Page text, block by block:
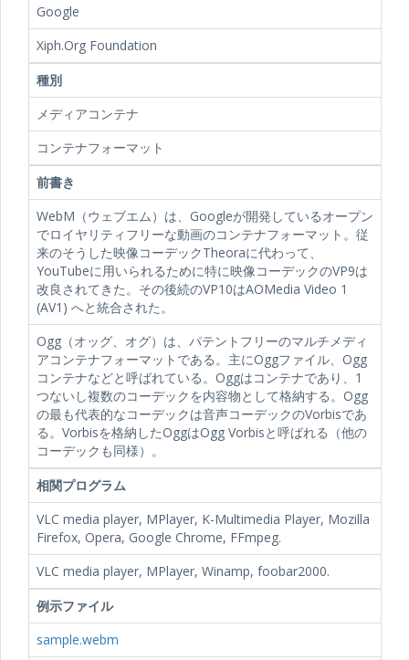
Google
Xiph.Org Foundation
種別
メディアコンテナ
コンテナフォーマット
前書き
WebM（ウェブエム）は、Googleが開発しているオープン
でロイヤリティフリーな動画のコンテナフォーマット。従
来のそうした映像コーデックTheoraに代わって、
YouTubeに用いられるために特に映像コーデックのVP9は
改良されてきた。その後続のVP10はAOMedia Video 1
(AV1) へと統合された。
Ogg（オッグ、オグ）は、パテントフリーのマルチメディ
アコンテナフォーマットである。主にOggファイル、Ogg
コンテナなどと呼ばれている。Oggはコンテナであり、1
つないし複数のコーデックを内容物として格納する。Ogg
の最も代表的なコーデックは音声コーデックのVorbisであ
る。Vorbisを格納したOggはOgg Vorbisと呼ばれる（他の
コーデックも同様）。
相関プログラム
VLC media player, MPlayer, K-Multimedia Player, Mozilla
Firefox, Opera, Google Chrome, FFmpeg.
VLC media player, MPlayer, Winamp, foobar2000.
例示ファイル
sample.webm